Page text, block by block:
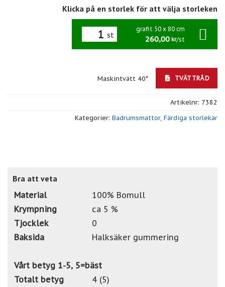
Klicka på en storlek för att välja storleken
st
grafit 50 x 80 cm
260,00 kr/st
Maskintvätt 40° TVÄTTRÅD
Artikelnr: 7382
Kategorier: Badrumsmattor, Färdiga storlekar
Bra att veta
Material
100% Bomull
Krympning
ca 5 %
Tjocklek
0
Baksida
Halksäker gummering
Vårt betyg 1-5, 5=bäst
Totalt betyg
4 (5)